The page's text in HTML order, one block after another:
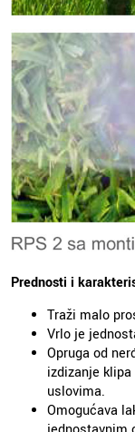
Prednosti i
Traži malo
Vrlo je
Opruga od
izdizanje
uslovima.
Omogućava